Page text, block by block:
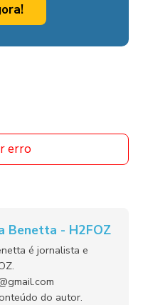
erro
Benetta - H2FOZ
é jornalista e
do autor.